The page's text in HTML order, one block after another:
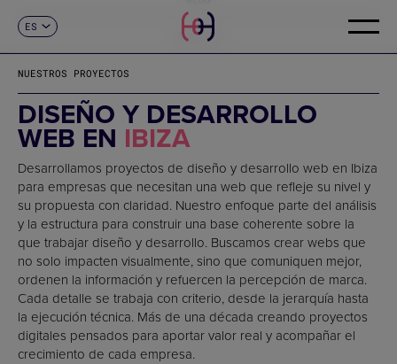
ES
FR
DE
IT
PT
CONTACTO
NUESTROS PROYECTOS
DISEÑO Y DESARROLLO
WEB EN IBIZA
Desarrollamos proyectos de diseño y desarrollo web en Ibiza
para empresas que necesitan una web que refleje su nivel y
su propuesta con claridad. Nuestro enfoque parte del análisis
y la estructura para construir una base coherente sobre la
que trabajar diseño y desarrollo. Buscamos crear webs que
no solo impacten visualmente, sino que comuniquen mejor,
ordenen la información y refuercen la percepción de marca.
Cada detalle se trabaja con criterio, desde la jerarquía hasta
la ejecución técnica. Más de una década creando proyectos
digitales pensados para aportar valor real y acompañar el
crecimiento de cada empresa.